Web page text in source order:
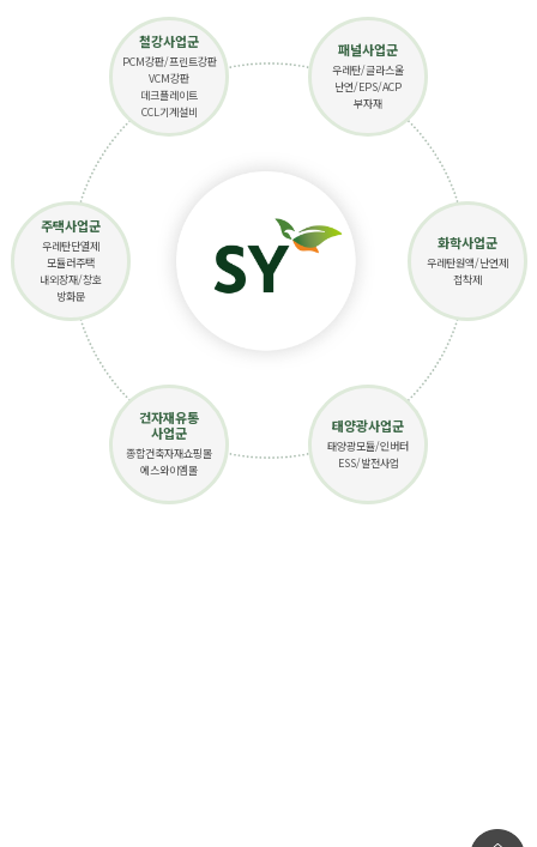
철강사업군
PCM강판/프린트강판
VCM강판
데크플레이트
CCL기계설비
패널사업군
우레탄/글라스울
난연/EPS/ACP
부자재
주택사업군
우레탄단열제
모듈러주택
내외장재/창호
방화문
화학사업군
우레탄원액/난연제
접착제
건자재유통
사업군
종합건축자재쇼핑몰
에스와이엠몰
태양광사업군
태양광모듈/인버터
ESS/발전사업